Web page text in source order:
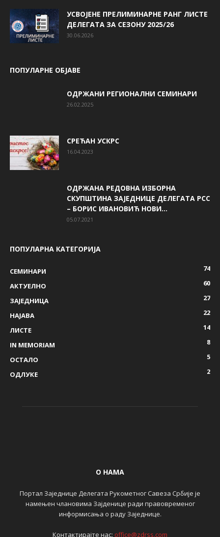
УСВОЈЕНЕ ПРЕЛИМИНАРНЕ РАНГ ЛИСТЕ
ДЕЛЕГАТА ЗА СЕЗОНУ 2025/26
30.06.2026
ПОПУЛАРНЕ ОБЈАВЕ
ОДРЖАНИ РЕГИОНАЛНИ СЕМИНАРИ
26.02.2025
СРЕЋАН УСКРС
16.04.2023
ОДРЖАНА РЕДОВНА ИЗБОРНА
СКУПШТИНА ЗАЈЕДНИЦЕ ДЕЛЕГАТА РСС
– БОРИС ИВАНОВИЋ НОВИ...
05.07.2021
ПОПУЛАРНА КАТЕГОРИЈА
СЕМИНАРИ
74
AКТУЕЛНО
60
ЗАЈЕДНИЦА
27
НАЈАВА
22
ЛИСТЕ
14
IN MEMORIAM
8
ОСТАЛО
5
ОДЛУКЕ
2
О НАМА
Портал Заједнице Делегата Рукометног Савеза Србије је
намењен члановима Зајденице ради правовременог
информисања о раду Заједнице.
Контактирајте нас: office@zdrss.com